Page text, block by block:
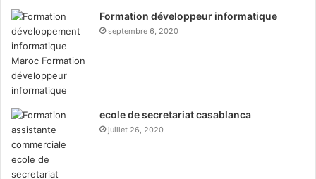
Formation développeur informatique
septembre 6, 2020
ecole de secretariat casablanca
juillet 26, 2020